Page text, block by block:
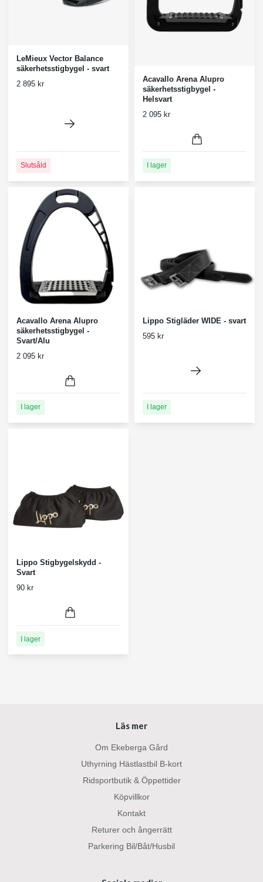
LeMieux Vector Balance
säkerhetsstigbygel - svart
2 895 kr
Slutsåld
Acavallo Arena Alupro
säkerhetsstigbygel -
Helsvart
2 095 kr
I lager
Acavallo Arena Alupro
säkerhetsstigbygel -
Svart/Alu
2 095 kr
I lager
Lippo Stigläder WIDE - svart
595 kr
I lager
Lippo Stigbygelskydd -
Svart
90 kr
I lager
Läs mer
Om Ekeberga Gård
Uthyrning Hästlastbil B-kort
Ridsportbutik & Öppettider
Köpvillkor
Kontakt
Returer och ångerrätt
Parkering Bil/Båt/Husbil